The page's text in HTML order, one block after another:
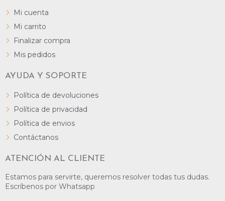
Mi cuenta
Mi carrito
Finalizar compra
Mis pedidos
AYUDA Y SOPORTE
Política de devoluciones
Política de privacidad
Política de envios
Contáctanos
ATENCIÓN AL CLIENTE
Estamos para servirte, queremos resolver todas tus dudas.
Escríbenos por Whatsapp